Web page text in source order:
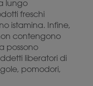
lungo
freschi
istamina. Infine,
contengono
possono
liberatori di
pomodori,